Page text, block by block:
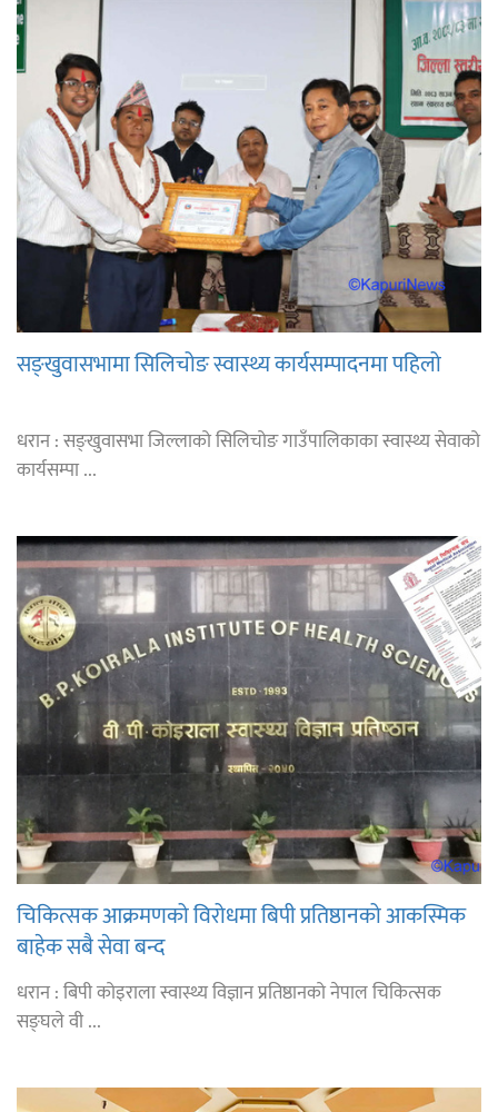
सङ्खुवासभामा सिलिचोङ स्वास्थ्य कार्यसम्पादनमा पहिलो
धरान : सङ्खुवासभा जिल्लाको सिलिचोङ गाउँपालिकाका स्वास्थ्य सेवाको
कार्यसम्पा ...
चिकित्सक आक्रमणको विरोधमा बिपी प्रतिष्ठानको आकस्मिक
बाहेक सबै सेवा बन्द
धरान : बिपी कोइराला स्वास्थ्य विज्ञान प्रतिष्ठानको नेपाल चिकित्सक
सङ्घले वी ...